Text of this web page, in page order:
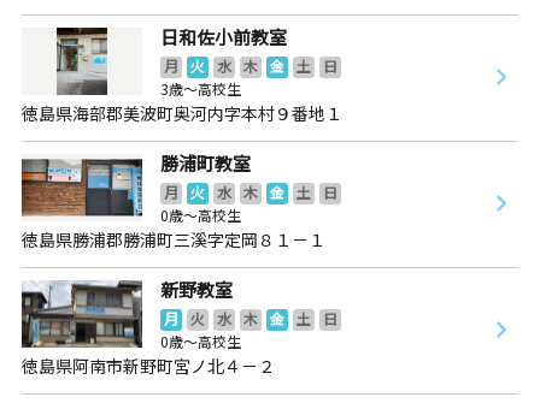
日和佐小前教室
月 火 水 木 金 土
日
3歳～高校生
徳島県海部郡美波町奥河内字本村９番地１
勝浦町教室
月 火 水 木 金 土
日
0歳～高校生
徳島県勝浦郡勝浦町三溪字定岡８１－１
新野教室
月 火 水 木 金 土
日
0歳～高校生
徳島県阿南市新野町宮ノ北４－２